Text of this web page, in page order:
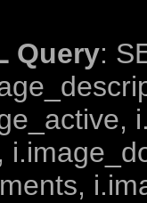
Query: